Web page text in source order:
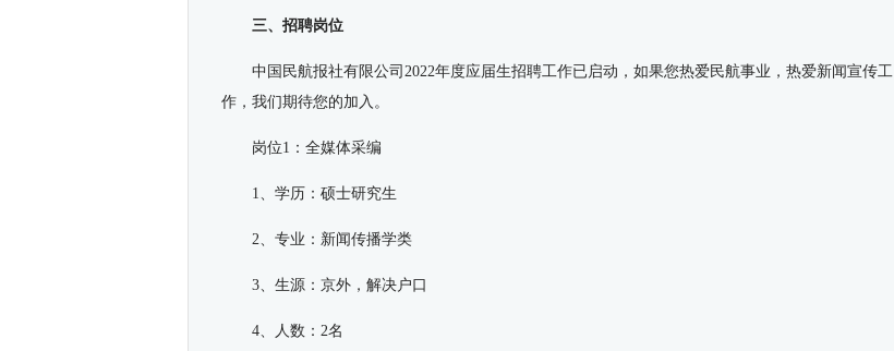
三、招聘岗位
中国民航报社有限公司2022年度应届生招聘工作已启动，如果您热爱民航事业，热爱新闻宣传工
作，我们期待您的加入。
岗位1：全媒体采编
1、学历：硕士研究生
2、专业：新闻传播学类
3、生源：京外，解决户口
4、人数：2名